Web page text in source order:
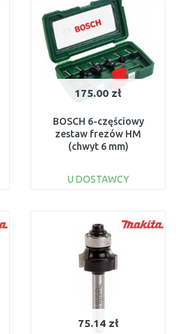
175.00 zł
BOSCH 6-częściowy
zestaw frezów HM
(chwyt 6 mm)
U DOSTAWCY
Do porównania
75.14 zł